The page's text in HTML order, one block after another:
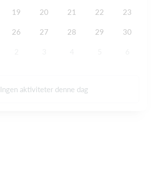
19 20 21 22 23
26 27 28 29 30
Ingen aktiviteter denne dag